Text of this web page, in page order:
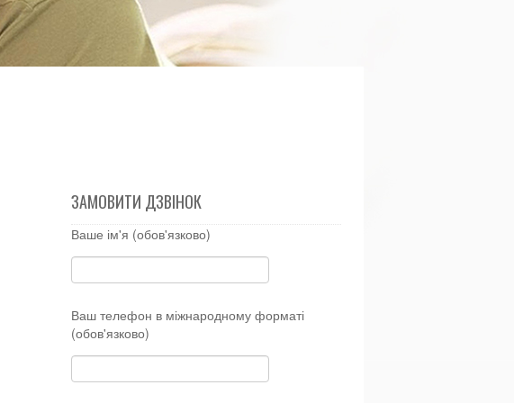
ЗАМОВИТИ ДЗВІНОК
Ваше ім'я (обов'язково)
Ваш телефон в міжнародному форматі
(обов'язково)